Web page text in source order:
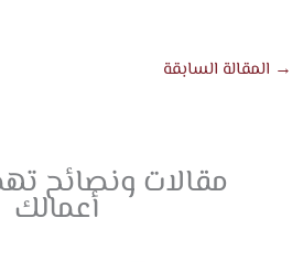
→ المقالة السابقة
مقالات ونصائح
أعمالك